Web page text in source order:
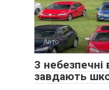
Авто
3 небезпечні
завдають